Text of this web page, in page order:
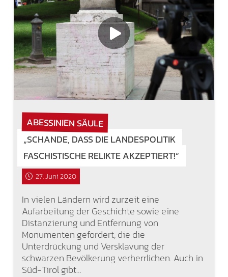
ABESSINIEN SÄULE
„SCHANDE, DASS DIE LANDESPOLITIK
FASCHISTISCHE RELIKTE AKZEPTIERT!“
27. Juni 2020
In vielen Ländern wird zurzeit eine
Aufarbeitung der Geschichte sowie eine
Distanzierung und Entfernung von
Monumenten gefordert, die die
Unterdrückung und Versklavung der
schwarzen Bevölkerung verherrlichen. Auch in
Süd-Tirol gibt…